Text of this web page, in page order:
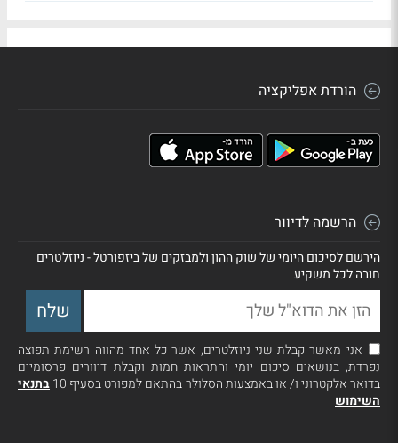
הורדת אפליקציה
הרשמה לדיוור
הירשם לסיכום היומי של שוק ההון ולמבזקים של ביזפורטל - ניוזלטרים
חובה לכל משקיע
אני מאשר קבלת שני ניוזלטרים, אשר כל אחד מהווה רשימת תפוצה
נפרדת, בנושאים סיכום יומי והתראות חמות וקבלת דיוורים פרסומיים
בדואר אלקטרוני ו/ או באמצעות הסלולר בהתאם למפורט בסעיף 10
בתנאי
השימוש